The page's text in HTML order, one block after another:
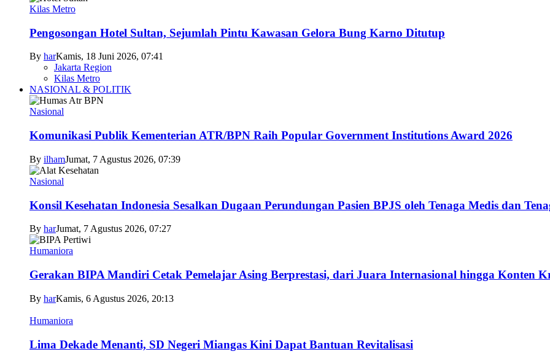
Kilas Metro
Pengosongan Hotel Sultan, Sejumlah Pintu Kawasan Gelora Bung Karno Ditutup
By harKamis, 18 Juni 2026, 07:41
Jakarta Region
Kilas Metro
NASIONAL & POLITIK
Nasional
Komunikasi Publik Kementerian ATR/BPN Raih Popular Government Institutions Award 2026
By ilhamJumat, 7 Agustus 2026, 07:39
Nasional
Konsil Kesehatan Indonesia Sesalkan Dugaan Perundungan Pasien BPJS oleh Tenaga Medis dan
By harJumat, 7 Agustus 2026, 07:27
Humaniora
Gerakan BIPA Mandiri Cetak Pemelajar Asing Berprestasi, dari Juara Internasional hingga Konten
By harKamis, 6 Agustus 2026, 20:13
Humaniora
Lima Dekade Menanti, SD Negeri Miangas Kini Dapat Bantuan Revitalisasi